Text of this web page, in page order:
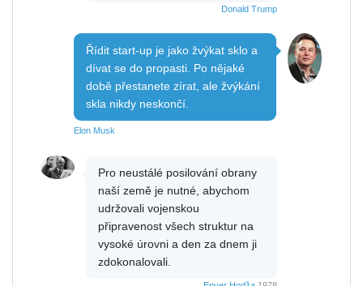
Donald Trump
Řídit start-up je jako žvýkat sklo a
dívat se do propasti. Po nějaké
době přestanete zírat, ale žvýkání
skla nikdy neskončí.
Elon Musk
Pro neustálé posilování obrany
naší země je nutné, abychom
udržovali vojenskou
připravenost všech struktur na
vysoké úrovni a den za dnem ji
zdokonalovali.